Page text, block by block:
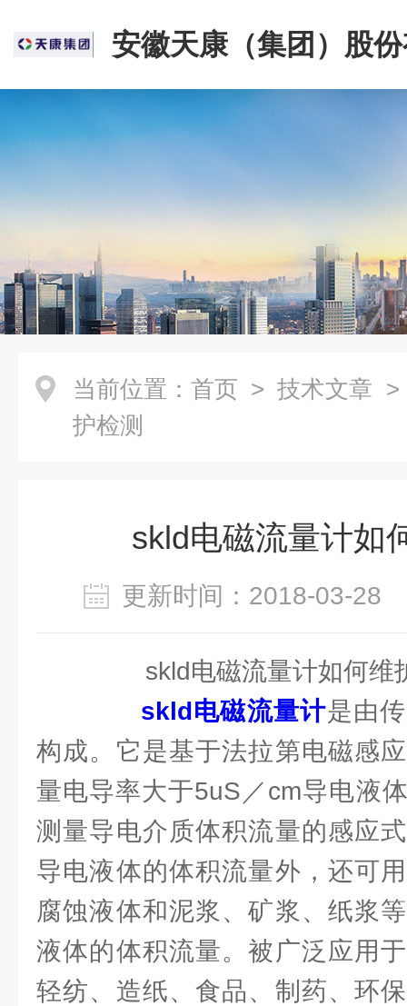
安徽天康（集团）股
司
当前位置： 首页 > 技术文章 >
护检测
skld电磁流量计如
更新时间：2018-03-
skld电磁流量计如何维
skld电磁流量计是由
构成。它是基于法拉第电磁感
量电导率大于5uS／cm导电液
测量导电介质体积流量的感应
导电液体的体积流量外，还可
腐蚀液体和泥浆、矿浆、纸浆
液体的体积流量。被广泛应用
轻纺、造纸、食品、制药、环